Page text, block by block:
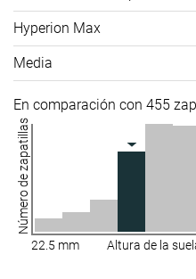
Hyperion Max
Media
En comparación con 455
Número de zapatillas
22.5 mm Altura de la